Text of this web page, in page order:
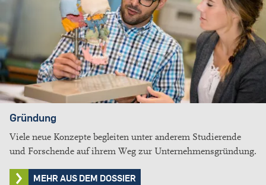
Gründung
Viele neue Konzepte begleiten unter anderem Studierende
und Forschende auf ihrem Weg zur Unternehmensgründung.
MEHR AUS DEM DOSSIER